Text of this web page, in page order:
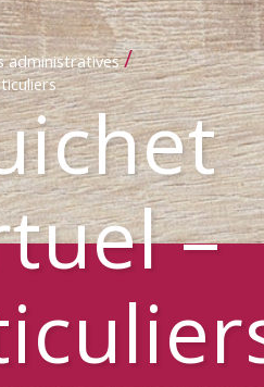
administratives /
–